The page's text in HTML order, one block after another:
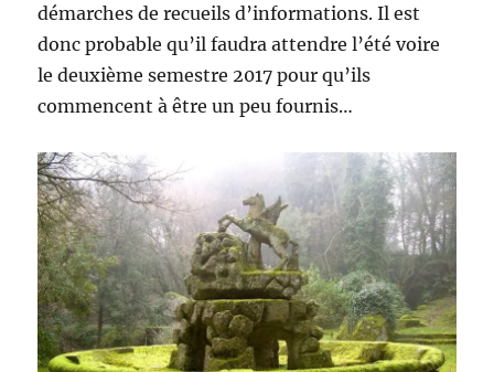
démarches de recueils d’informations. Il est
donc probable qu’il faudra attendre l’été voire
le deuxième semestre 2017 pour qu’ils
commencent à être un peu fournis…